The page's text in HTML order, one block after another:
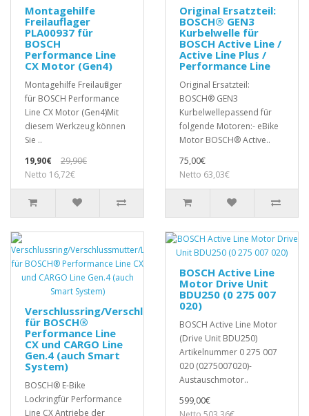
Montagehilfe
Freilauflager
PLA00937 für
BOSCH
Performance Line
CX Motor (Gen4)
Montagehilfe Freilauflager
für BOSCH Performance
Line CX Motor (Gen4)Mit
diesem Werkzeug können
Sie ..
19,90€
29,90€
Netto 16,72€
Original Ersatzteil:
BOSCH® GEN3
Kurbelwelle für
BOSCH Active Line /
Active Line Plus /
Performance Line
Original Ersatzteil:
BOSCH® GEN3
Kurbelwellepassend für
folgende Motoren:- eBike
Motor BOSCH® Active..
75,00€
Netto 63,03€
Verschlussring/Verschlussmutter/Lockring
für BOSCH®
Performance Line
CX und CARGO Line
Gen.4 (auch Smart
System)
BOSCH® E-Bike
Lockringfür Performance
Line CX Antriebe der
BOSCH Active Line
Motor Drive Unit
BDU250 (0 275 007
020)
BOSCH Active Line Motor
(Drive Unit BDU250)
Artikelnummer 0 275 007
020 (0275007020)-
Austauschmotor..
599,00€